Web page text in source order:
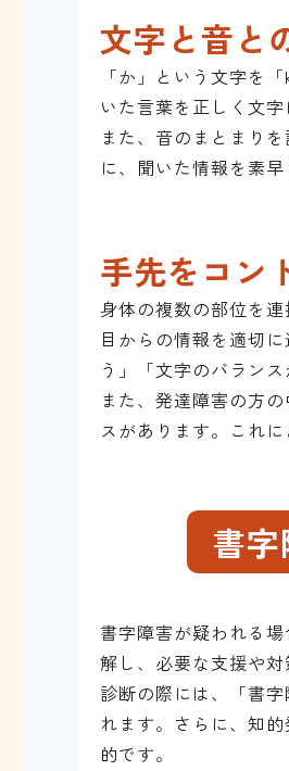
文字と音と
「か」という文字を
いた言葉を正しく文
また、音のまとまり
に、聞いた情報を素
手先をコン
身体の複数の部位を
目からの情報を適切
う」「文字のバラン
また、発達障害の方
スがあります。これ
書
書字障害が疑われる
解し、必要な支援や対
診断の際には、「書
れます。さらに、知
的です。